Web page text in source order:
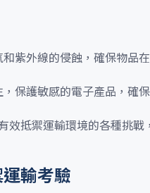
紫外線的侵蝕，確保物品
保護敏感的電子產品，確
抵禦運輸環境的各種挑
輸考驗